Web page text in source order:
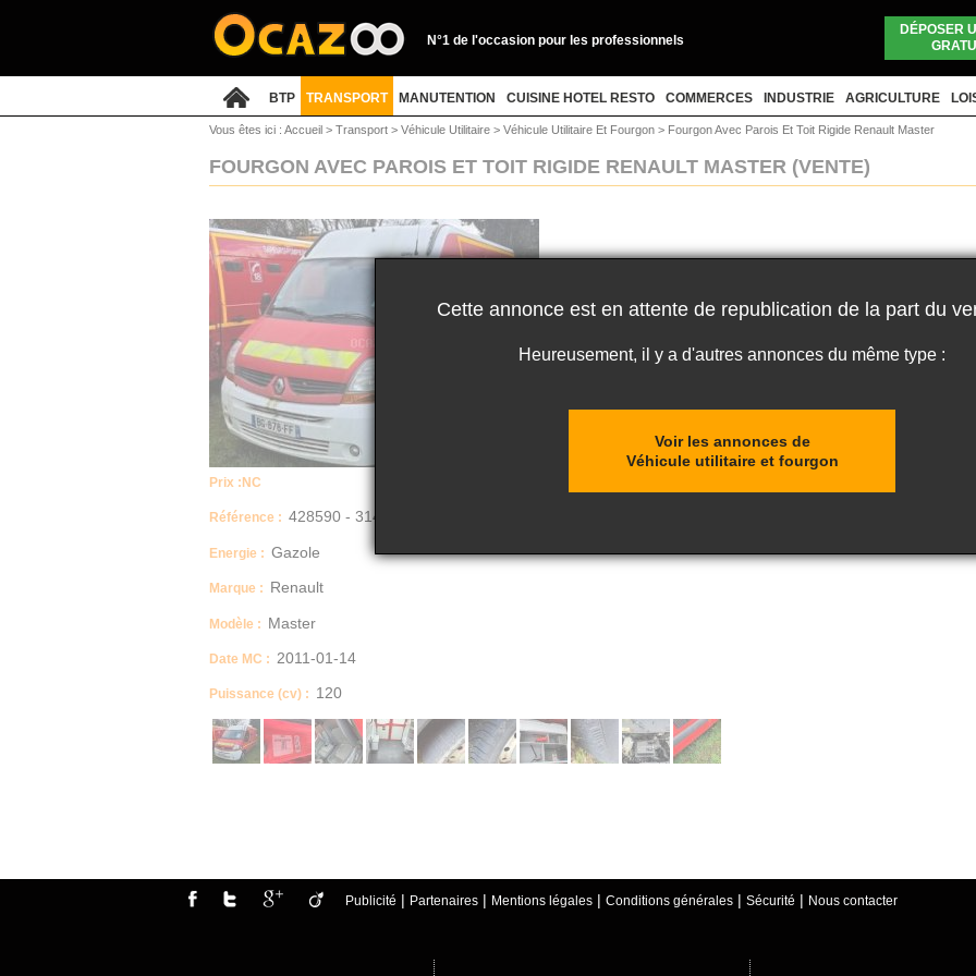
N°1 de l'occasion pour les professionnels
DÉPOSER
BTP TRANSPORT MANUTENTION CUISINE HOTEL RESTO COMMERCES INDUSTRIE AGRICULTURE
Vous êtes ici : Accueil > Transport > Véhicule Utilitaire > Véhicule Utilitaire Et Fourgon > Fourgon Avec Parois Et Toit Rigide Renault Master
FOURGON AVEC PAROIS ET TOIT RIGIDE RENAULT MASTER (VENTE)
Prix : NC
Référence : 428590 - 314
Energie : Gazole
Marque : Renault
Modèle : Master
Date MC : 2011-01-14
Puissance (cv) : 120
Véhicule roulant
Moteur tournant
Cette annonce est en attente de republication de la part du
Heureusement, il y a d'autres annonces du même type :
Voir les annonces de
Véhicule utilitaire et fourgon
Publicité | Partenaires | Mentions légales | Conditions générales | Sécurité | Nous contacter